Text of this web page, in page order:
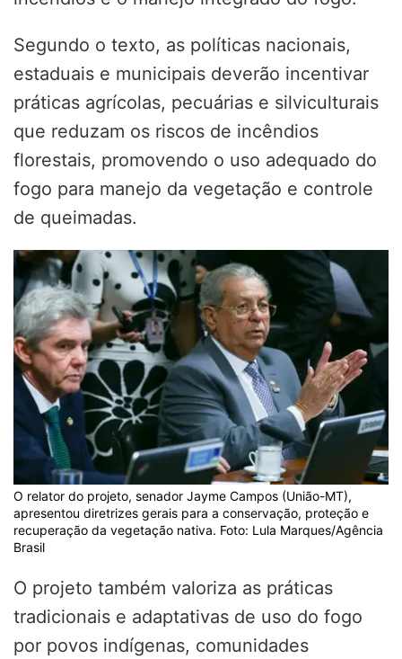
Segundo o texto, as políticas nacionais,
estaduais e municipais deverão incentivar
práticas agrícolas, pecuárias e silviculturais
que reduzam os riscos de incêndios
florestais, promovendo o uso adequado do
fogo para manejo da vegetação e controle
de queimadas.
O relator do projeto, senador Jayme Campos (União-MT),
apresentou diretrizes gerais para a conservação, proteção e
recuperação da vegetação nativa. Foto: Lula Marques/Agência
Brasil
O projeto também valoriza as práticas
tradicionais e adaptativas de uso do fogo
por povos indígenas, comunidades